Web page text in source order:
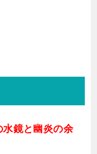
鏡と幽炎の余